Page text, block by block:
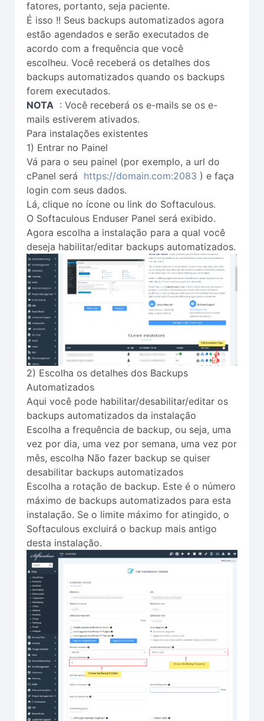
fatores, portanto, seja paciente.
É isso !! Seus backups automatizados agora
estão agendados e serão executados de
acordo com a frequência que você
escolheu. Você receberá os detalhes dos
backups automatizados quando os backups
forem executados.
NOTA : Você receberá os e-mails se os e-
mails estiverem ativados.
Para instalações existentes
1) Entrar no Painel
Vá para o seu painel (por exemplo, a url do
cPanel será https://domain.com:2083 ) e faça
login com seus dados.
Lá, clique no ícone ou link do Softaculous.
O Softaculous Enduser Panel será exibido.
Agora escolha a instalação para a qual você
deseja habilitar/editar backups automatizados.
2) Escolha os detalhes dos Backups
Automatizados
Aqui você pode habilitar/desabilitar/editar os
backups automatizados da instalação
Escolha a frequência de backup, ou seja, uma
vez por dia, uma vez por semana, uma vez por
mês, escolha Não fazer backup se quiser
desabilitar backups automatizados
Escolha a rotação de backup. Este é o número
máximo de backups automatizados para esta
instalação. Se o limite máximo for atingido, o
Softaculous excluirá o backup mais antigo
desta instalação.